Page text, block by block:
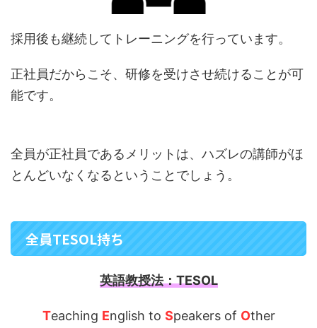
採用後も継続してトレーニングを行っています。
正社員だからこそ、研修を受けさせ続けることが可
能です。
全員が正社員であるメリットは、ハズレの講師がほ
とんどいなくなるということでしょう。
全員TESOL持ち
英語教授法：TESOL
Teaching English to Speakers of Other